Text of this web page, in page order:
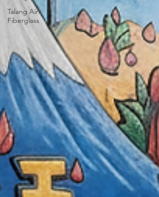
Talang Air
Fiberglass